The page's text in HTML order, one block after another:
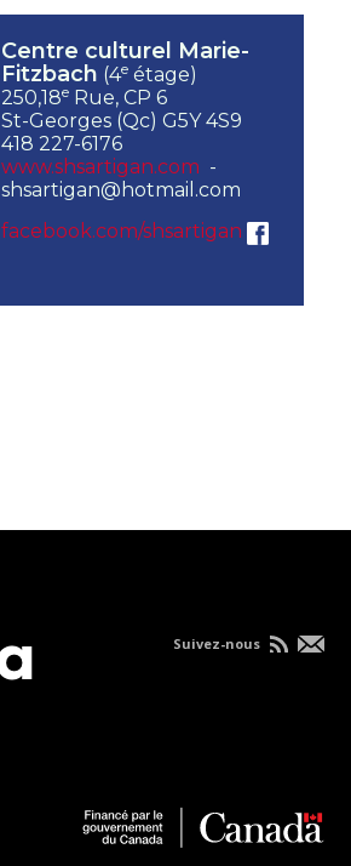
Centre culturel Marie-
Fitzbach (4e étage)
250,18e Rue, CP 6
St-Georges (Qc) G5Y 4S9
418 227-6176
www.shsartigan.com -
shsartigan@hotmail.com
facebook.com/shsartigan
Suivez-nous